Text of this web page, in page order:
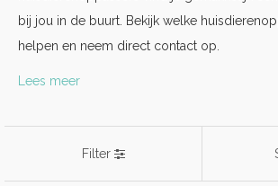
bij jou in de buurt. Bekijk welke
helpen en neem direct contact op.
Lees meer
Filter